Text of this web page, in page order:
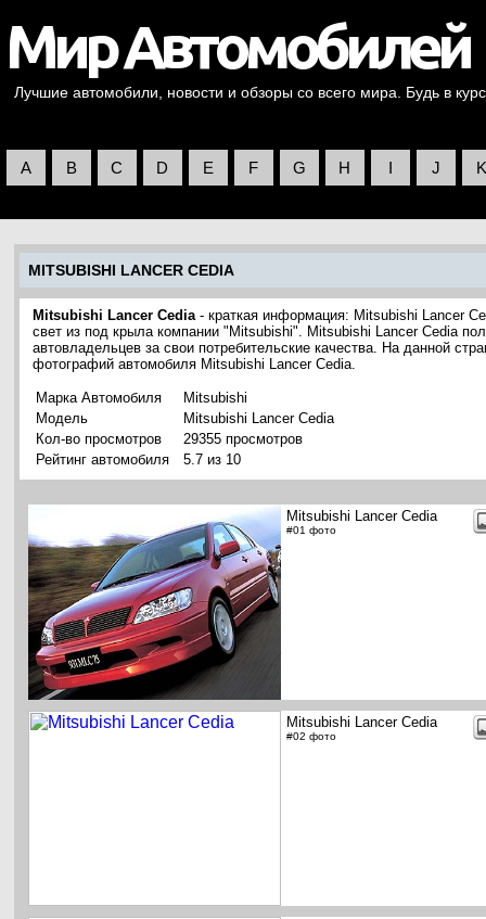
Лучшие автомобили, новости и обзоры со всего мира. Будь в
A B C D E F G H I J K
MITSUBISHI LANCER CEDIA
Mitsubishi Lancer Cedia- краткая информация: Mitsubishi Lancer
свет из под крыла компании "Mitsubishi". Mitsubishi Lancer Cedia
автовладельцев за свои потребительские качества. На данной
фотографий автомобиля Mitsubishi Lancer Cedia.
Марка Автомобиля
Mitsubishi
Модель
Mitsubishi Lancer Cedia
Кол-во просмотров
29355 просмотров
Рейтинг автомобиля
5.7 из 10
Mitsubishi Lancer Cedia
#01 фото
Mitsubishi Lancer Cedia
#02 фото